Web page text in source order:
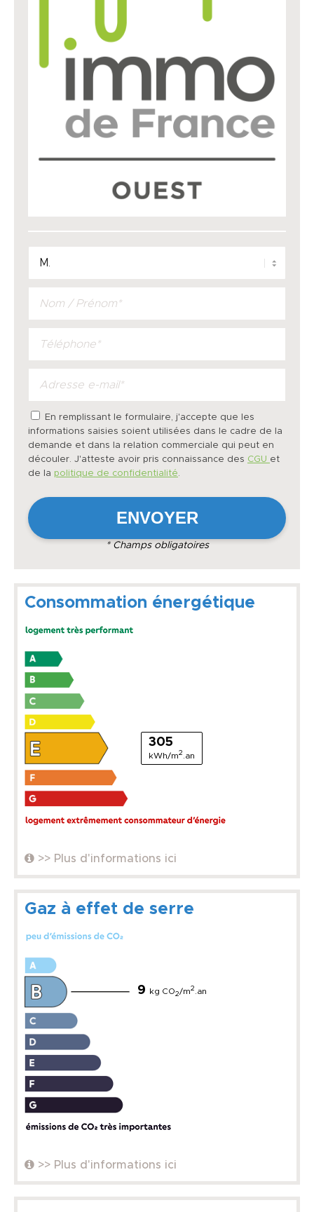
En remplissant le formulaire, j'accepte que les
informations saisies soient utilisées dans le cadre de la
demande et dans la relation commerciale qui peut en
découler. J'atteste avoir pris connaissance des CGU et
de la politique de confidentialité.
* Champs obligatoires
Consommation énergétique
305
kWh/m2 .an
>> Plus d'informations ici
Gaz à effet de serre
9 kg CO2/m2 .an
>> Plus d'informations ici